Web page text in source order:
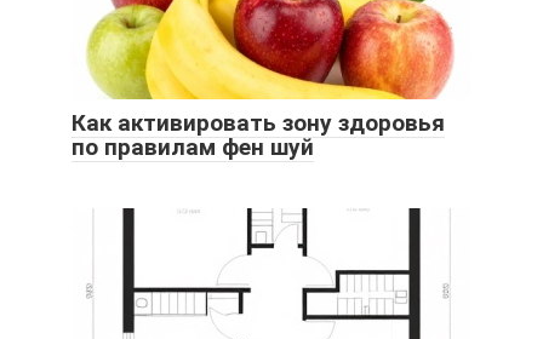
Как активировать зону здоровья
по правилам фен шуй